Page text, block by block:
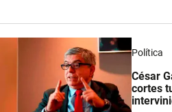
Política
César
cortes